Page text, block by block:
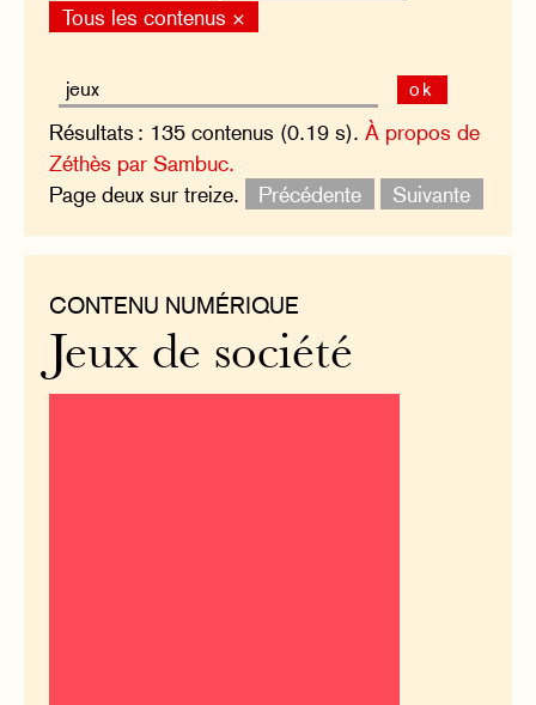
Tous les contenus ×
ok
Résultats : 135 contenus (0.19 s).À propos de
Zéthès par Sambuc.
Page deux sur treize.
Précédente Suivante
CONTENU NUMÉRIQUE
Jeux de société